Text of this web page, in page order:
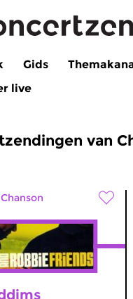
Gids
live
van
Chanson